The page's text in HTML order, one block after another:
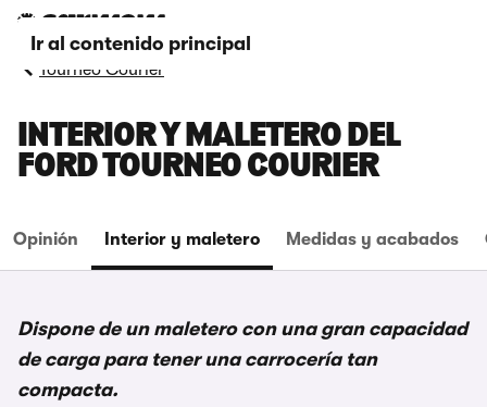
Ir al contenido principal
Tourneo Courier
INTERIOR Y MALETERO DEL
FORD TOURNEO COURIER
Opinión Interior y maletero Medidas y acabados
Dispone de un maletero con una gran capacidad
de carga para tener una carrocería tan
compacta.